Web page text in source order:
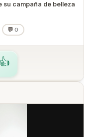
su campaña de belleza
💬 0
👍